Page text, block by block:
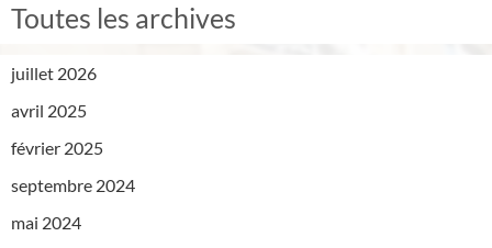
Toutes les archives
juillet 2026
avril 2025
février 2025
septembre 2024
mai 2024